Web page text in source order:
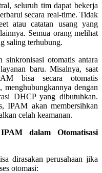
seluruh tim dapat bekerja
secara real-time. Tidak
atau catatan usang yang
Semua orang melihat
saling terhubung.
otomatis antara
baru. Misalnya, saat
bisa secara otomatis
menghubungkannya dengan
DHCP yang dibutuhkan.
IPAM akan membersihkan
celah keamanan.
dalam Otomatisasi
dirasakan perusahaan jika
otomasi: